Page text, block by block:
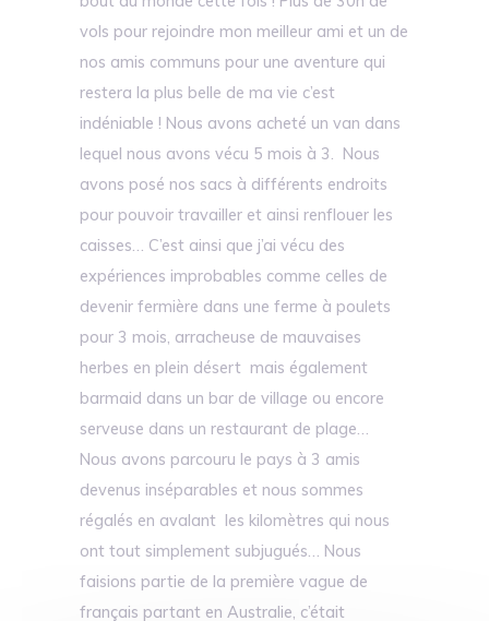
vols pour rejoindre mon meilleur ami et un de
nos amis communs pour une aventure qui
restera la plus belle de ma vie c’est
indéniable ! Nous avons acheté un van dans
lequel nous avons vécu 5 mois à 3. Nous
avons posé nos sacs à différents endroits
pour pouvoir travailler et ainsi renflouer les
caisses… C’est ainsi que j’ai vécu des
expériences improbables comme celles de
devenir fermière dans une ferme à poulets
pour 3 mois, arracheuse de mauvaises
herbes en plein désert mais également
barmaid dans un bar de village ou encore
serveuse dans un restaurant de plage…
Nous avons parcouru le pays à 3 amis
devenus inséparables et nous sommes
régalés en avalant les kilomètres qui nous
ont tout simplement subjugués… Nous
faisions partie de la première vague de
français partant en Australie, c’était